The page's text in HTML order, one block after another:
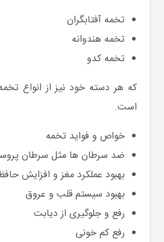
تخمه آفتابگران
تخمه هندوانه
تخمه کدو
که هر دسته خود نیز از انواع
است.
خواص و فواید تخمه
ضد سرطان ها مثل سرطان
بهبود عملکرد مغز و افزایش
بهبود سیستم قلب و عروق
رفع و جلوگیری از دیابت
رفع کم خونی